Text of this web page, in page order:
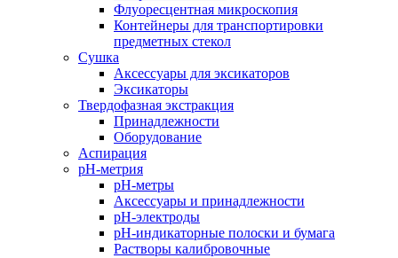
Флуоресцентная микроскопия
Контейнеры для транспортировки
предметных стекол
Сушка
Аксессуары для эксикаторов
Эксикаторы
Твердофазная экстракция
Принадлежности
Оборудование
Аспирация
pH-метрия
pH-метры
Аксессуары и принадлежности
pH-электроды
pH-индикаторные полоски и бумага
Растворы калибровочные